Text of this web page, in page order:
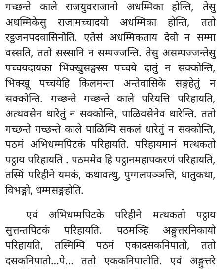
गच्छन्ते काले राजयुवराजानो अधम्मिका होन्ति, तेसु
अधम्मिकेसु राजामच्चादयो अधम्मिका होन्ति, ततो
रट्ठजनपदवासिनोति. एतेसं अधम्मिकताय देवो न सम्मा
वस्सति, ततो सस्सानि न सम्पज्जन्ति. तेसु असम्पज्जन्तेसु
पच्चयदायका भिक्खुसङ्घस्स पच्चये दातुं न सक्कोन्ति,
भिक्खू पच्चयेहि किलमन्ता अन्तेवासिके सङ्गहेतुं न
सक्कोन्ति. गच्छन्ते गच्छन्ते काले परियत्ति परिहायति,
अत्थवसेन धारेतुं न सक्कोन्ति, पाळिवसेनेव धारेन्ति. ततो
गच्छन्ते गच्छन्ते काले पाळिम्पि सकलं धारेतुं न सक्कोन्ति,
पठमं अभिधम्मपिटकं परिहायति. परिहायमानं मत्थकतो
पट्ठाय परिहायति . पठममेव हि पट्ठानमहापकरणं परिहायति,
तस्मिं परिहीने यमकं, कथावत्थु, पुग्गलपञ्ञत्ति, धातुकथा,
विभङ्गो, धम्मसङ्गहोति.
एवं अभिधम्मपिटके परिहीने मत्थकतो पट्ठाय
सुत्तन्तपिटकं परिहायति. पठमञ्हि अङ्गुत्तरनिकायो
परिहायति, तस्मिम्पि पठमं एकादसकनिपातो, ततो
दसकनिपातो…पे… ततो एककनिपातोति. एवं अङ्गुत्तरे